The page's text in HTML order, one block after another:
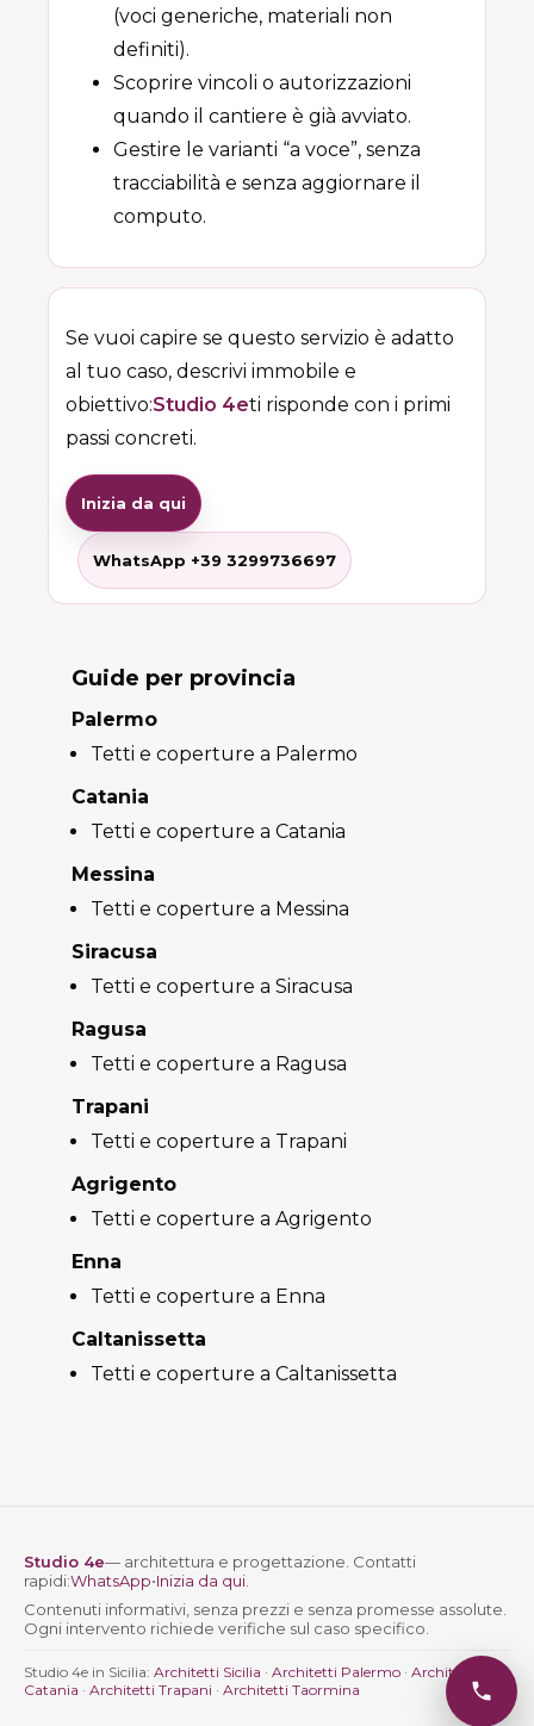
(voci generiche, materiali non
definiti).
Scoprire vincoli o autorizzazioni
quando il cantiere è già avviato.
Gestire le varianti “a voce”, senza
tracciabilità e senza aggiornare il
computo.
Se vuoi capire se questo servizio è adatto
al tuo caso, descrivi immobile e
obiettivo:Studio 4eti risponde con i primi
passi concreti.
Inizia da qui
WhatsApp +39 3299736697
Guide per provincia
Palermo
Tetti e coperture a Palermo
Catania
Tetti e coperture a Catania
Messina
Tetti e coperture a Messina
Siracusa
Tetti e coperture a Siracusa
Ragusa
Tetti e coperture a Ragusa
Trapani
Tetti e coperture a Trapani
Agrigento
Tetti e coperture a Agrigento
Enna
Tetti e coperture a Enna
Caltanissetta
Tetti e coperture a Caltanissetta
Studio 4e— architettura e progettazione. Contatti
rapidi:WhatsApp•Inizia da qui
Contenuti informativi, senza prezzi e senza promesse assolute.
Ogni intervento richiede verifiche sul caso specifico.
Studio 4e in Sicilia: Architetti Sicilia · Architetti Palermo · Architetti
Catania · Architetti Trapani · Architetti Taormina